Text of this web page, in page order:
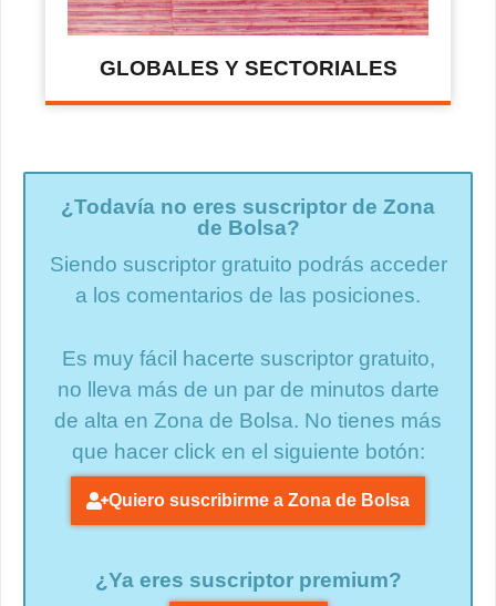
GLOBALES Y SECTORIALES
¿Todavía no eres suscriptor de Zona
de Bolsa?
Siendo suscriptor gratuito podrás acceder
a los comentarios de las posiciones.
Es muy fácil hacerte suscriptor gratuito,
no lleva más de un par de minutos darte
de alta en Zona de Bolsa. No tienes más
que hacer click en el siguiente botón:
Quiero suscribirme a Zona de Bolsa
¿Ya eres suscriptor premium?